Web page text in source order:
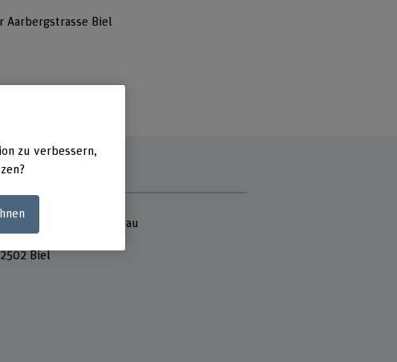
Biel
Adresse
Architektur, Holz und Bau
2502 Biel
zu verbessern,